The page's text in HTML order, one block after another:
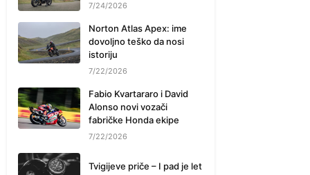
7/24/2026
Norton Atlas Apex: ime
dovoljno teško da nosi
istoriju
7/22/2026
Fabio Kvartararo i David
Alonso novi vozači
fabričke Honda ekipe
7/22/2026
Tvigijeve priče – I pad je let